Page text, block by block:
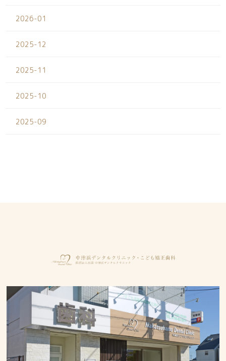
2026-01
2025-12
2025-11
2025-10
2025-09